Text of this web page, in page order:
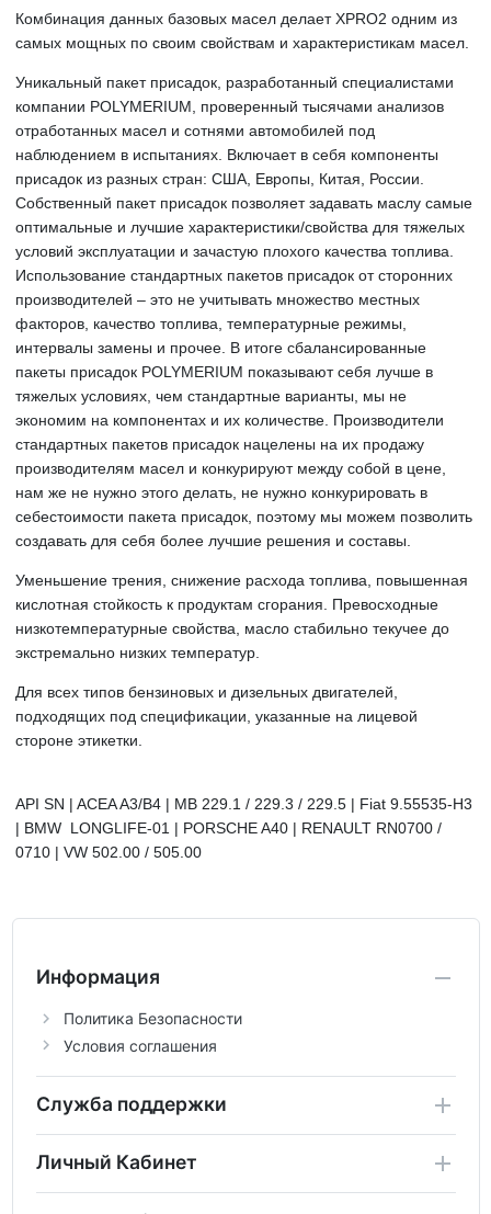
Комбинация данных базовых масел делает XPRO2 одним из
самых мощных по своим свойствам и характеристикам масел.
Уникальный пакет присадок, разработанный специалистами
компании POLYMERIUM, проверенный тысячами анализов
отработанных масел и сотнями автомобилей под
наблюдением в испытаниях. Включает в себя компоненты
присадок из разных стран: США, Европы, Китая, России.
Собственный пакет присадок позволяет задавать маслу самые
оптимальные и лучшие характеристики/свойства для тяжелых
условий эксплуатации и зачастую плохого качества топлива.
Использование стандартных пакетов присадок от сторонних
производителей – это не учитывать множество местных
факторов, качество топлива, температурные режимы,
интервалы замены и прочее. В итоге сбалансированные
пакеты присадок POLYMERIUM показывают себя лучше в
тяжелых условиях, чем стандартные варианты, мы не
экономим на компонентах и их количестве. Производители
стандартных пакетов присадок нацелены на их продажу
производителям масел и конкурируют между собой в цене,
нам же не нужно этого делать, не нужно конкурировать в
себестоимости пакета присадок, поэтому мы можем позволить
создавать для себя более лучшие решения и составы.
Уменьшение трения, снижение расхода топлива, повышенная
кислотная стойкость к продуктам сгорания. Превосходные
низкотемпературные свойства, масло стабильно текучее до
экстремально низких температур.
Для всех типов бензиновых и дизельных двигателей,
подходящих под спецификации, указанные на лицевой
стороне этикетки.
API SN | ACEA A3/B4 | MB 229.1 / 229.3 / 229.5 | Fiat 9.55535-H3
| BMW LONGLIFE-01 | PORSCHE A40 | RENAULT RN0700 /
0710 | VW 502.00 / 505.00
Информация
Политика Безопасности
Условия соглашения
Служба поддержки
Личный Кабинет